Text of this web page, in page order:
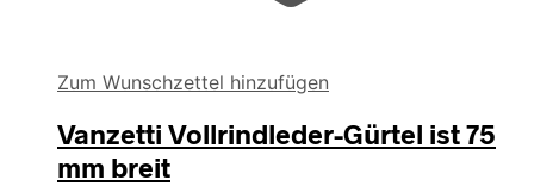
Zum Wunschzettel hinzufügen
Vanzetti Vollrindleder-Gürtel ist 75
mm breit